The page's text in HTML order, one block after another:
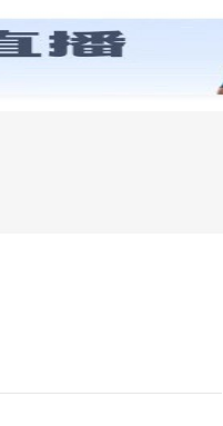
英语 初中英语